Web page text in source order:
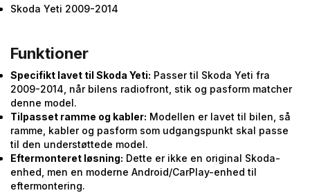
Skoda Yeti 2009-2014
Funktioner
Specifikt lavet til Skoda Yeti: Passer til Skoda Yeti fra
2009-2014, når bilens radiofront, stik og pasform matcher
denne model.
Tilpasset ramme og kabler: Modellen er lavet til bilen, så
ramme, kabler og pasform som udgangspunkt skal passe
til den understøttede model.
Eftermonteret løsning: Dette er ikke en original Skoda-
enhed, men en moderne Android/CarPlay-enhed til
eftermontering.